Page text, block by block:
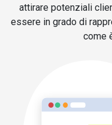
attirare potenziali
essere in grado di
come